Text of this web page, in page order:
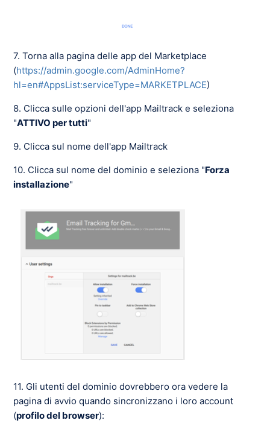
7. Torna alla pagina delle app del Marketplace
(https://admin.google.com/AdminHome?
hl=en#AppsList:serviceType=MARKETPLACE)
8. Clicca sulle opzioni dell'app Mailtrack e seleziona
"ATTIVO per tutti"
9. Clicca sul nome dell'app Mailtrack
10. Clicca sul nome del dominio e seleziona "Forza
installazione"
11. Gli utenti del dominio dovrebbero ora vedere la
pagina di avvio quando sincronizzano i loro account
(profilo del browser):